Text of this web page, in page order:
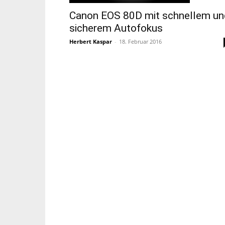
Canon EOS 80D mit schnellem
sicherem Autofokus
Herbert Kaspar - 18. Februar 2016